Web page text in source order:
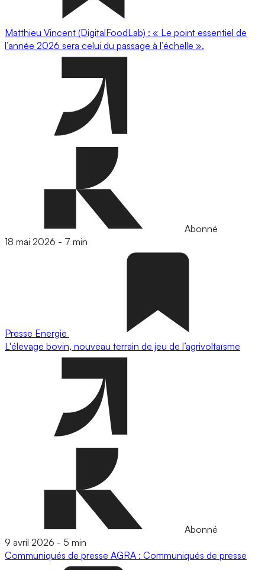
Matthieu Vincent (DigitalFoodLab) : « Le point essentiel de
l’année 2026 sera celui du passage à l’échelle ».
Abonné
18 mai 2026 - 7 min
Presse Energie
L'élevage bovin, nouveau terrain de jeu de l’agrivoltaïsme
Abonné
9 avril 2026 - 5 min
Communiqués de presse AGRA : Communiqués de presse